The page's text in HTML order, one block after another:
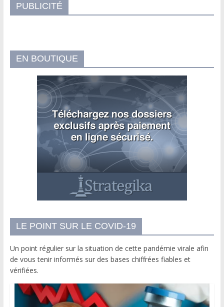
PUBLICITÉ
EN BOUTIQUE
LE POINT SUR LE COVID-19
Un point régulier sur la situation de cette pandémie virale afin
de vous tenir informés sur des bases chiffrées fiables et
vérifiées.